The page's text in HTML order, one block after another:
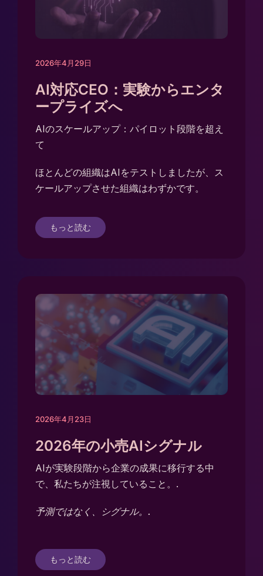
2026年4月29日
AI対応CEO：実験からエンタ
ープライズへ
AIのスケールアップ：パイロット段階を超え
て
ほとんどの組織はAIをテストしましたが、ス
ケールアップさせた組織はわずかです。
もっと読む
2026年4月23日
2026年の小売AIシグナル
AIが実験段階から企業の成果に移行する中
で、私たちが注視していること。.
予測ではなく、シグナル。.
もっと読む